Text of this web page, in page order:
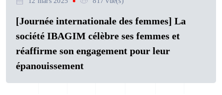
[Journée internationale des femmes] La
société IBAGIM célèbre ses femmes et
réaffirme son engagement pour leur
épanouissement